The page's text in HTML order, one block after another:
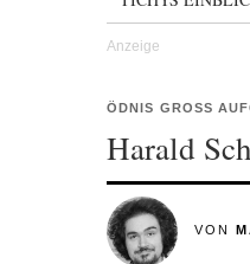
ÖDNIS GROSS
Harald
VON